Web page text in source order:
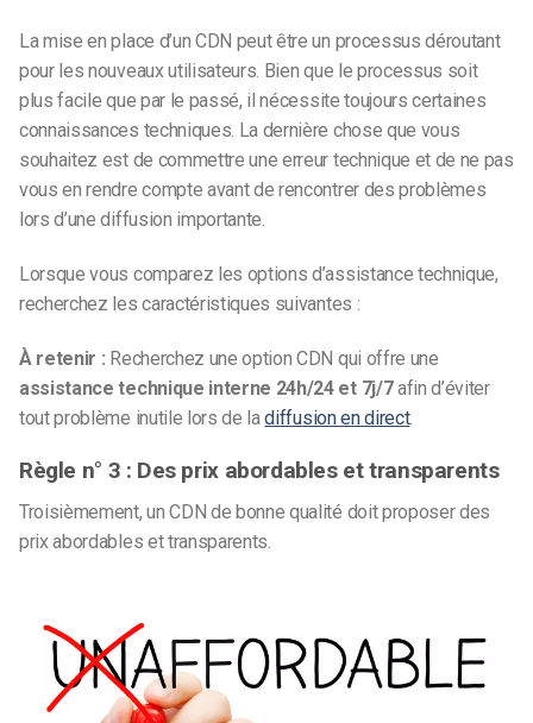
La mise en place d’un CDN peut être un processus déroutant
pour les nouveaux utilisateurs. Bien que le processus soit
plus facile que par le passé, il nécessite toujours certaines
connaissances techniques. La dernière chose que vous
souhaitez est de commettre une erreur technique et de ne pas
vous en rendre compte avant de rencontrer des problèmes
lors d’une diffusion importante.
Lorsque vous comparez les options d’assistance technique,
recherchez les caractéristiques suivantes :
À retenir : Recherchez une option CDN qui offre une
assistance technique interne 24h/24 et 7j/7afin d’éviter
tout problème inutile lors de ladiffusion en direct.
Règle n° 3 : Des prix abordables et transparents
Troisièmement, un CDN de bonne qualité doit proposer des
prix abordables et transparents.